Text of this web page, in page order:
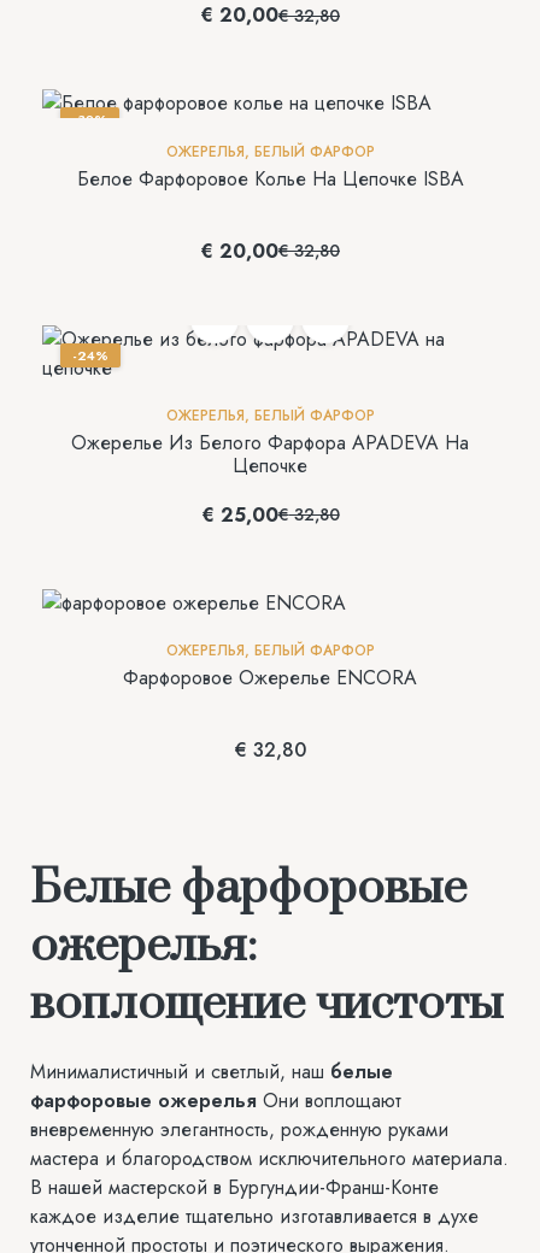
€32,80
€ 20,00
-39%
ОЖЕРЕЛЬЯ, БЕЛЫЙ ФАРФОР
Белое Фарфоровое Колье На Цепочке ISBA
€32,80
€ 20,00
-24%
ОЖЕРЕЛЬЯ, БЕЛЫЙ ФАРФОР
Ожерелье Из Белого Фарфора APADEVA На
Цепочке
€32,80
€ 25,00
ОЖЕРЕЛЬЯ, БЕЛЫЙ ФАРФОР
Фарфоровое Ожерелье ENCORA
€ 32,80
Белые фарфоровые
ожерелья:
воплощение чистоты
Минималистичный и светлый, наш белые
фарфоровые ожерелья Они воплощают
вневременную элегантность, рожденную руками
мастера и благородством исключительного материала.
В нашей мастерской в Бургундии-Франш-Конте
каждое изделие тщательно изготавливается в духе
утонченной простоты и поэтического выражения.